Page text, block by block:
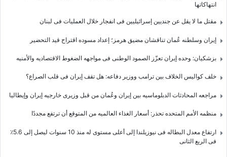
انتهاکاتها
مقتل ما لا یقل عن جندیین إسرائیلیین فی انفجار خلال العملیات فی لبنان
إیران وسلطنه عُمان تناقشان مضیق هرمز؛ إعداد مسوده اقتراح قید التحضیر
بزشکیان: وحده إیران تعزّز الصمود الوطنی فی مواجهه الضغوط الاقتصادیه والأمنیه
خلف کوالیس الخلاف بین ترامب ووزیر دفاعه: هل تقف إیران فی قلب الصراع؟
مراجعه المحادثات الدبلوماسیه بین إیران وعُمان من قبل وزیری خارجیه إیران وإیطالیا
منظمه الأمم المتحده تحذر: أسعار الغذاء العالمیه من المتوقع أن ترتفع مجددًا
ارتفاع معدل البطاله فی نیوزیلندا إلى أعلى مستوى له منذ 10 سنوات لیصل إلى 5.6٪
فی الربع الثانی